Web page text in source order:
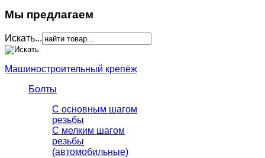
Мы предлагаем
Искать...
Машиностроительный крепёж
Болты
С основным шагом
резьбы
C мелким шагом
резьбы
(автомобильные)